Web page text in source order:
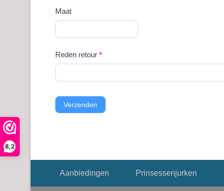
8,2
Maat
Reden retour *
Verzenden
Aanbiedingen Prinsessenjurken